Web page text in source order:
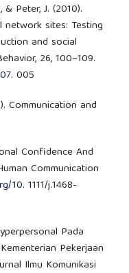
& Peter, J. (2010).
sites: Testing
and social
26, 100–109.
. 005
Communication and
Confidence And
Communication
10. 1111/j.1468-
Pada
Pekerjaan
Ilmu Komunikasi